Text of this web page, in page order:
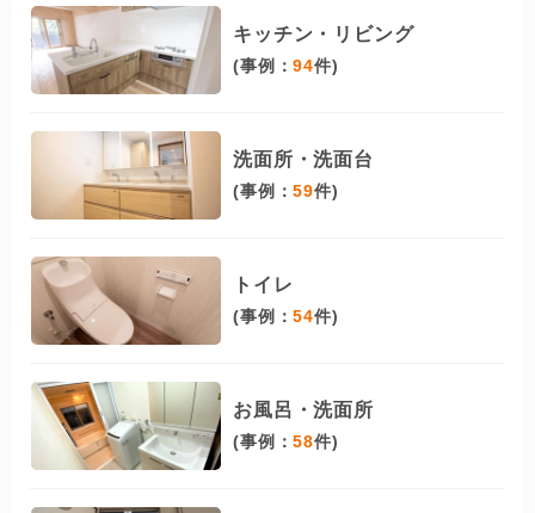
キッチン・リビング
(事例：94件)
洗面所・洗面台
(事例：59件)
トイレ
(事例：54件)
お風呂・洗面所
(事例：58件)